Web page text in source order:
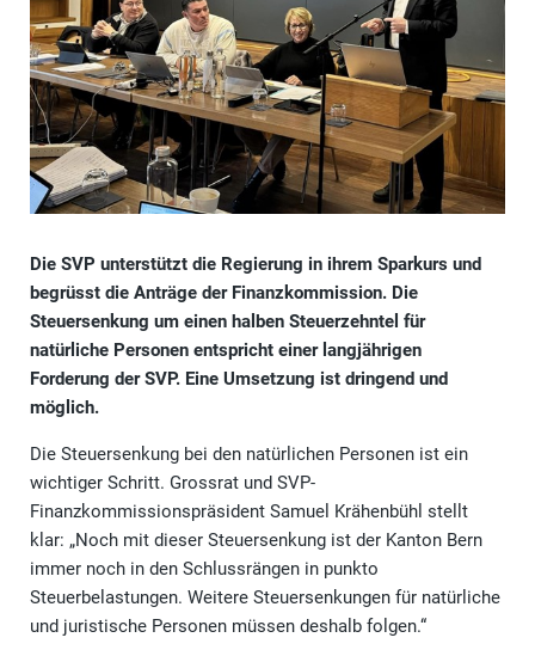
Die SVP unterstützt die Regierung in ihrem Sparkurs und
begrüsst die Anträge der Finanzkommission. Die
Steuersenkung um einen halben Steuerzehntel für
natürliche Personen entspricht einer langjährigen
Forderung der SVP. Eine Umsetzung ist dringend und
möglich.
Die Steuersenkung bei den natürlichen Personen ist ein
wichtiger Schritt. Grossrat und SVP-
Finanzkommissionspräsident Samuel Krähenbühl stellt
klar: „Noch mit dieser Steuersenkung ist der Kanton Bern
immer noch in den Schlussrängen in punkto
Steuerbelastungen. Weitere Steuersenkungen für natürliche
und juristische Personen müssen deshalb folgen.“